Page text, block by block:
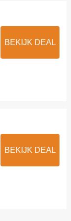
BEKIJK DEAL
BEKIJK DEAL